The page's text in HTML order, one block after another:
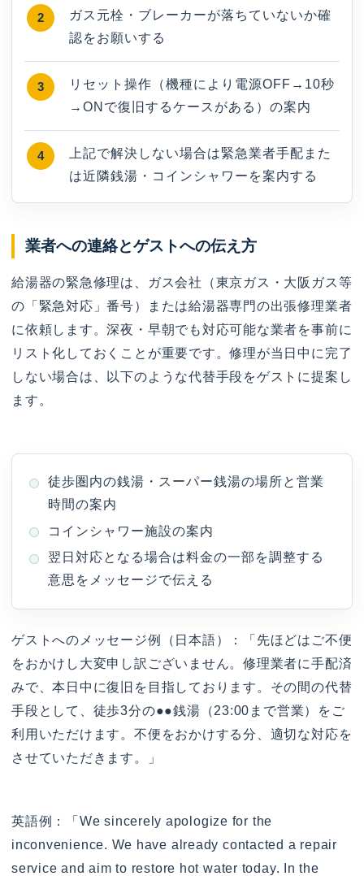
ガス元栓・ブレーカーが落ちていないか確
認をお願いする
リセット操作（機種により電源OFF→10秒
→ONで復旧するケースがある）の案内
上記で解決しない場合は緊急業者手配また
は近隣銭湯・コインシャワーを案内する
業者への連絡とゲストへの伝え方
給湯器の緊急修理は、ガス会社（東京ガス・大阪ガス等
の「緊急対応」番号）または給湯器専門の出張修理業者
に依頼します。深夜・早朝でも対応可能な業者を事前に
リスト化しておくことが重要です。修理が当日中に完了
しない場合は、以下のような代替手段をゲストに提案し
ます。
徒歩圏内の銭湯・スーパー銭湯の場所と営業
時間の案内
コインシャワー施設の案内
翌日対応となる場合は料金の一部を調整する
意思をメッセージで伝える
ゲストへのメッセージ例（日本語）：「先ほどはご不便
をおかけし大変申し訳ございません。修理業者に手配済
みで、本日中に復旧を目指しております。その間の代替
手段として、徒歩3分の●●銭湯（23:00まで営業）をご
利用いただけます。不便をおかけする分、適切な対応を
させていただきます。」
英語例：「We sincerely apologize for the
inconvenience. We have already contacted a repair
service a​nd aim to restore hot water today. In the